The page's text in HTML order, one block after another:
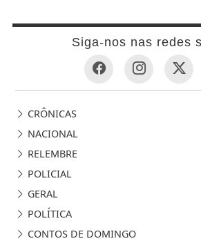
Siga-nos nas redes
CRÔNICAS
NACIONAL
RELEMBRE
POLICIAL
GERAL
POLÍTICA
CONTOS DE DOMINGO